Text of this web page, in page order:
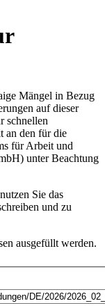
Mängel in Bezug
auf dieser
schnellen
an den für die
für Arbeit und
unter Beachtung
Sie das
und zu
ausgefüllt werden.